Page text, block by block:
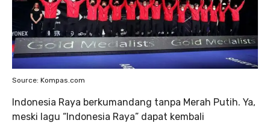
Source: Kompas.com
Indonesia Raya berkumandang tanpa Merah Putih. Ya,
meski lagu “Indonesia Raya” dapat kembali